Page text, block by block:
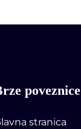
poveznice
stranica